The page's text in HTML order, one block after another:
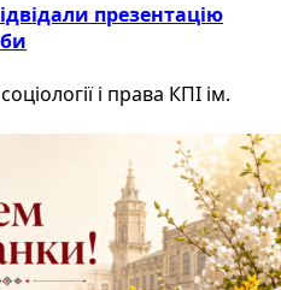
презентацію
і права КПІ ім.